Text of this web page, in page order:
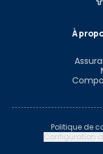
À
Politique de
Configuration